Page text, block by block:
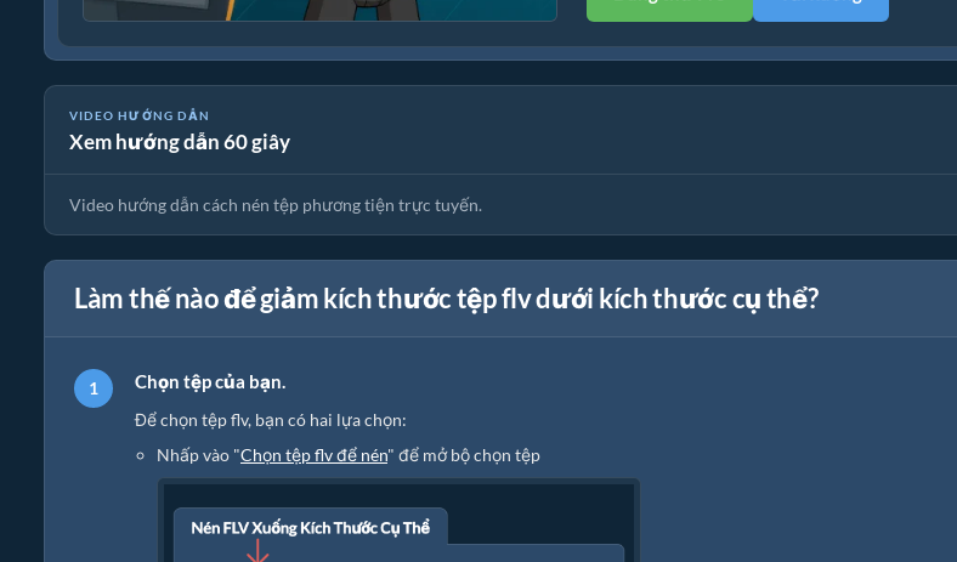
VIDEO HƯỚNG DẪN
Xem hướng dẫn 60 giây
🎵 Cách Nén Tệp Phương Tiện Trực Tuyến Miễn Phí
Video hướng dẫn cách nén tệp phương tiện trực tuyến.
Làm thế nào để giảm kích thước tệp flv dưới kích thước cụ thể?
Chọn tệp của bạn.
Để chọn tệp flv, bạn có hai lựa chọn:
Nhấp vào "Chọn tệp flv để nén" để mở bộ chọn tệp